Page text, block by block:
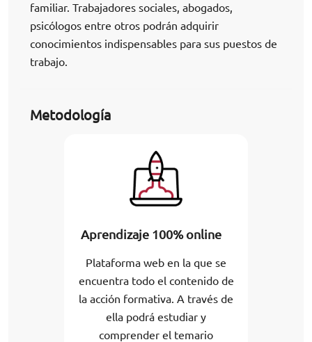
familiar. Trabajadores sociales, abogados,
psicólogos entre otros podrán adquirir
conocimientos indispensables para sus puestos de
trabajo.
Metodología
Aprendizaje 100% online
Plataforma web en la que se
encuentra todo el contenido de
la acción formativa. A través de
ella podrá estudiar y
comprender el temario